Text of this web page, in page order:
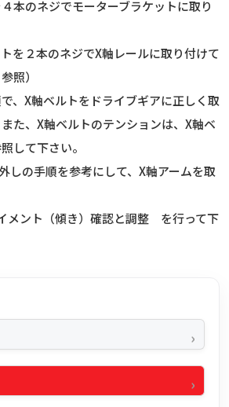
本のネジでモーターブラケットに取り
を２本のネジでX軸レールに取り付けて
照）
、X軸ベルトをドライブギアに正しく取
た、X軸ベルトのテンションは、X軸ベ
して下さい。
しの手順を参考にして、X軸アームを取
メント（傾き）確認と調整 を行って下